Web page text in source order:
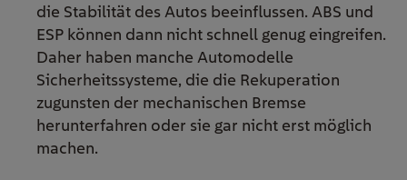
die Stabilität des Autos beeinflussen. ABS und
ESP können dann nicht schnell genug eingreifen.
Daher haben manche Automodelle
Sicherheitssysteme, die die Rekuperation
zugunsten der mechanischen Bremse
herunterfahren oder sie gar nicht erst möglich
machen.